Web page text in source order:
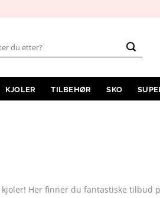
KJOLER TILBEHØR SKO
Her finner du fantastiske